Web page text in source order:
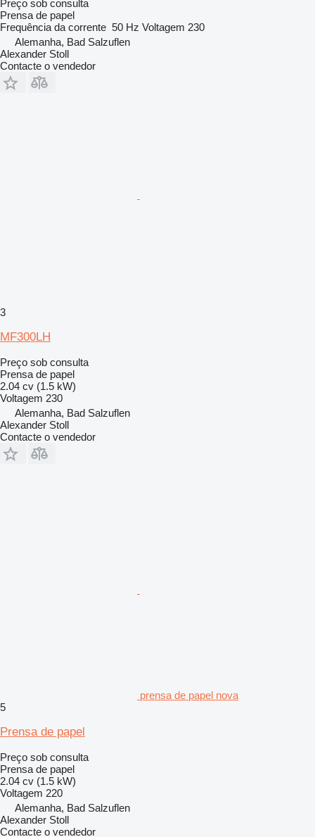
Preço sob consulta
Prensa de papel
Frequência da corrente 50 Hz Voltagem 230
Alemanha, Bad Salzuflen
Alexander Stoll
Contacte o vendedor
3
MF300LH
Preço sob consulta
Prensa de papel
2.04 cv (1.5 kW)
Voltagem 230
Alemanha, Bad Salzuflen
Alexander Stoll
Contacte o vendedor
prensa de papel nova
5
Prensa de papel
Preço sob consulta
Prensa de papel
2.04 cv (1.5 kW)
Voltagem 220
Alemanha, Bad Salzuflen
Alexander Stoll
Contacte o vendedor